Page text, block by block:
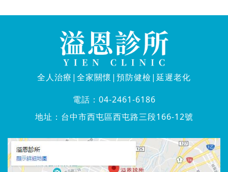
全人治療|全家關懷|預防健檢|延遲老化
電話： 04-2461-6186
地址： 台中市西屯區西屯路三段166-12號